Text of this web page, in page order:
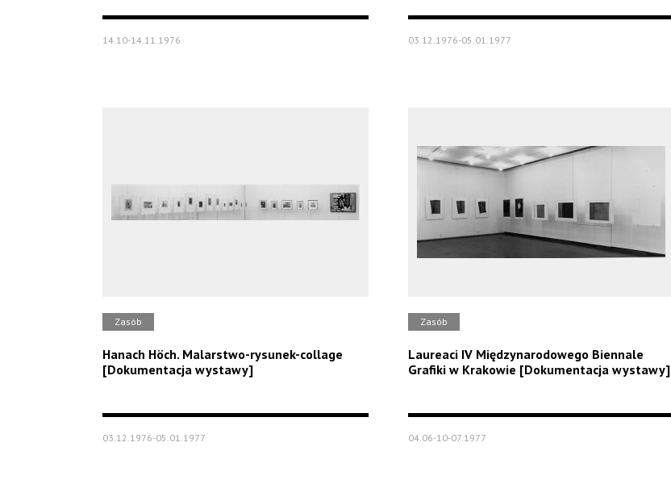
14.10-14.11.1976 03.12.1976-05.01.1977
Zasób
Hanach Höch. Malarstwo-rysunek-collage
[Dokumentacja wystawy]
03.12.1976-05.01.1977
Zasób
Laureaci IV Międzynarodowego Biennale
Grafiki w Krakowie [Dokumentacja wystawy]
04.06-10-07.1977